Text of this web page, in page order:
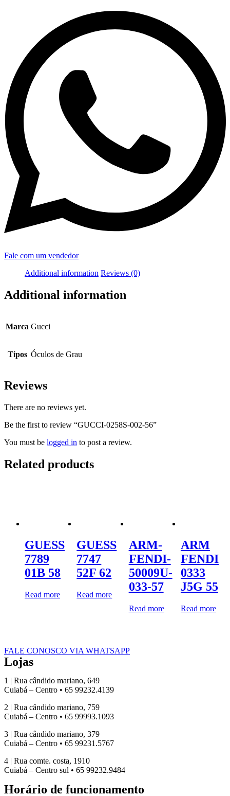
Fale com um vendedor
Additional information Reviews (0)
Additional information
Marca Gucci
Tipos Óculos de Grau
Reviews
There are no reviews yet.
Be the first to review “GUCCI-0258S-002-56”
You must be logged in to post a review.
Related products
GUESS
7789
01B 58
Read more
GUESS
7747
52F 62
Read more
ARM-
FENDI-
50009U-
033-57
Read more
ARM
FENDI
0333
J5G 55
Read more
FALE CONOSCO VIA WHATSAPP
Lojas
1 | Rua cândido mariano, 649
Cuiabá – Centro • 65 99232.4139
2 | Rua cândido mariano, 759
Cuiabá – Centro • 65 99993.1093
3 | Rua cândido mariano, 379
Cuiabá – Centro • 65 99231.5767
4 | Rua comte. costa, 1910
Cuiabá – Centro sul • 65 99232.9484
Horário de funcionamento